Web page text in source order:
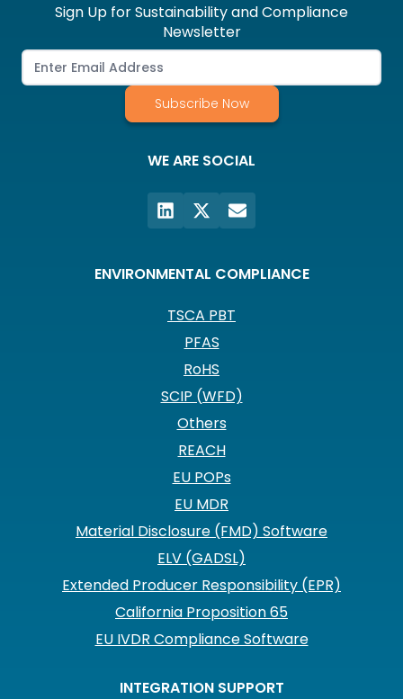
Sign Up for Sustainability and Compliance
Newsletter
Subscribe Now
WE ARE SOCIAL
ENVIRONMENTAL COMPLIANCE
TSCA PBT
PFAS
RoHS
SCIP (WFD)
Others
REACH
EU POPs
EU MDR
Material Disclosure (FMD) Software
ELV (GADSL)
Extended Producer Responsibility (EPR)
California Proposition 65
EU IVDR Compliance Software
INTEGRATION SUPPORT